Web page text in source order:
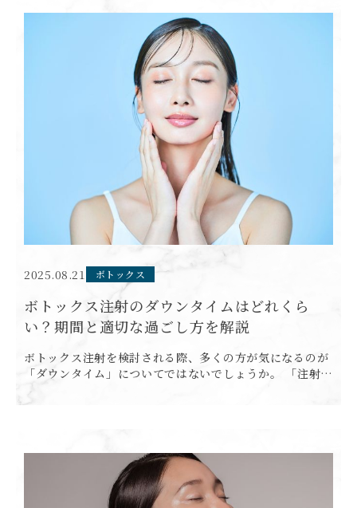
2025.08.21 ボトックス
ボトックス注射のダウンタイムはどれくら
い？期間と適切な過ごし方を解説
ボトックス注射を検討される際、多くの方が気になるのが
「ダウンタイム」についてではないでしょうか。 「注射後
どのくらいの期間で日常生活に戻れるのか」「腫れや内出
血はいつまで続くのか」といった疑問を抱かれる方は少な